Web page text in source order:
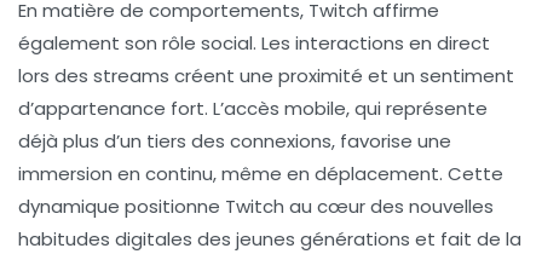
En matière de comportements, Twitch affirme
également son rôle social. Les interactions en direct
lors des streams créent une proximité et un sentiment
d’appartenance fort. L’accès mobile, qui représente
déjà plus d’un tiers des connexions, favorise une
immersion en continu, même en déplacement. Cette
dynamique positionne Twitch au cœur des nouvelles
habitudes digitales des jeunes générations et fait de la